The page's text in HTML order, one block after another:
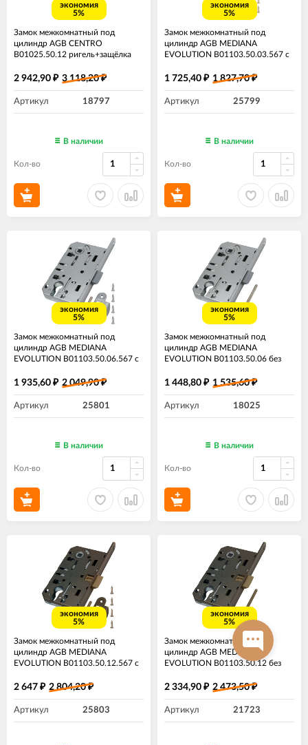
экономия
5%
Замок межкомнатный под
цилиндр AGB CENTRO
B01025.50.12​ ригель+защёлка
2 942,90 ₽ 3 118,20₽
Артикул 18797
В наличии
Кол-во
экономия
5%
Замок межкомнатный под
цилиндр AGB MEDIANA
EVOLUTION B01103.50.03.567 с
латунь
1 725,40 ₽ 1 827,70₽
Артикул 25799
В наличии
Кол-во
экономия
5%
Замок межкомнатный под
цилиндр AGB MEDIANA
EVOLUTION B01103.50.06.567 с
хром
1 935,60 ₽ 2 049,90₽
Артикул 25801
В наличии
Кол-во
экономия
5%
Замок межкомнатный под
цилиндр AGB MEDIANA
EVOLUTION B01103.50.06​ без
1 448,80 ₽ 1 535,60₽
Артикул 18025
В наличии
Кол-во
экономия
5%
Замок межкомнатный под
цилиндр AGB MEDIANA
EVOLUTION B01103.50.12.567 с
античная бронза
2 647 ₽ 2 804,20₽
Артикул 25803
экономия
5%
Замок межкомнатный под
цилиндр AGB MEDIANA
EVOLUTION B01103.50.12​​ без
бронза
2 334,90 ₽ 2 473,50₽
Артикул 21723